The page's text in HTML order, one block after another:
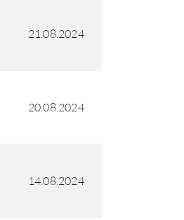
21.08.2024
20.08.2024
14.08.2024